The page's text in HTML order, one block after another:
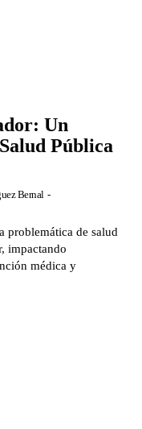
Un
Pública
Bernal -
problemática de salud
impactando
médica y